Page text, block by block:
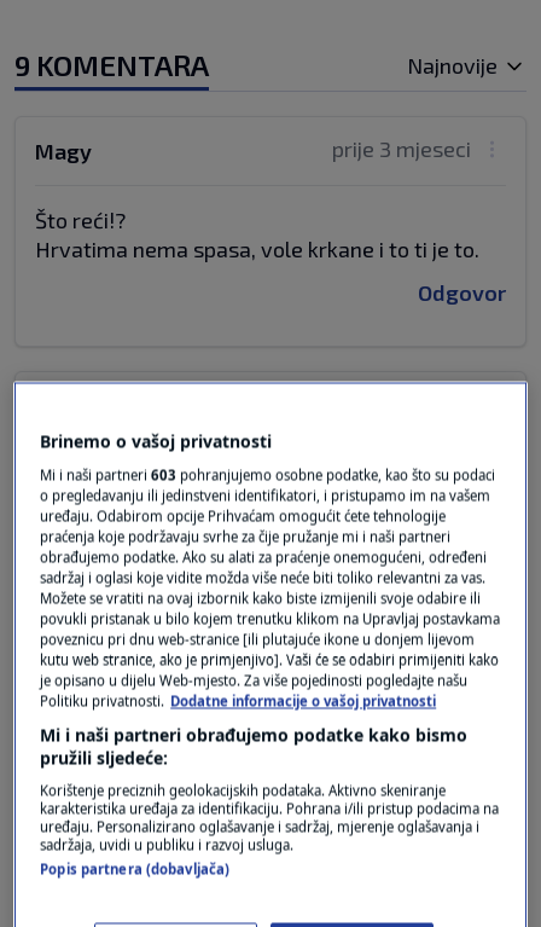
9 KOMENTARA Najnovije
prije 3 mjeseci
Magy
Što reći!?
Hrvatima nema spasa, vole krkane i to ti je to.
Odgovor
Kao i svih proteklih mjeseci , godina- Milanović
uvijek najomiljenini , a Plenković od prvog dana
otkad je isplazio iz satora branitelja u Savskoj ,
gdje je zapoceo svoju prljavu igru -
najomrazeniji , ne kao politicar , nego kao covjek
. Vi jadni placenici , vas oko 25% , ako se gradani
Hrvatske odluce izaci na biralista , ostajete u
proslosti i zatvorima
Odgovor
prije 3 mjeseci
Ana Marija
zzt...a ti u svom velikom "znanju" , uz
Brinemo o vašoj privatnosti
Mi i naši partneri603 pohranjujemo osobne podatke, kao što su podaci
o pregledavanju ili jedinstveni identifikatori, i pristupamo im na vašem
uređaju. Odabirom opcije Prihvaćam omogućit ćete tehnologije
praćenja koje podržavaju svrhe za čije pružanje mi i naši partneri
obrađujemo podatke. Ako su alati za praćenje onemogućeni, određeni
sadržaj i oglasi koje vidite možda više neće biti toliko relevantni za vas.
Možete se vratiti na ovaj izbornik kako biste izmijenili svoje odabire ili
povukli pristanak u bilo kojem trenutku klikom na Upravljaj postavkama
poveznicu pri dnu web-stranice [ili plutajuće ikone u donjem lijevom
kutu web stranice, ako je primjenjivo]. Vaši će se odabiri primijeniti kako
je opisano u dijelu Web-mjesto. Za više pojedinosti pogledajte našu
Politiku privatnosti. Dodatne informacije o vašoj privatnosti
Mi i naši partneri obrađujemo podatke kako bismo
pružili sljedeće:
Korištenje preciznih geolokacijskih podataka. Aktivno skeniranje
karakteristika uređaja za identifikaciju. Pohrana i/ili pristup podacima na
uređaju. Personalizirano oglašavanje i sadržaj, mjerenje oglašavanja i
sadržaja, uvidi u publiku i razvoj usluga.
Popis partnera (dobavljača)